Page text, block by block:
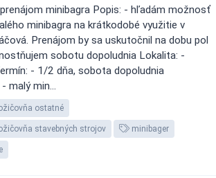
minibagra Popis: - hľadám možnosť
minibagra na krátkodobé využitie v
Prenájom by sa uskutočnil na dobu pol
sobotu dopoludnia Lokalita: -
- 1/2 dňa, sobota dopoludnia
malý min...
ostatné
stavebných strojov minibager